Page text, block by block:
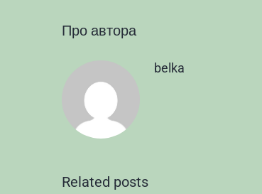
Про автора
belka
Related posts